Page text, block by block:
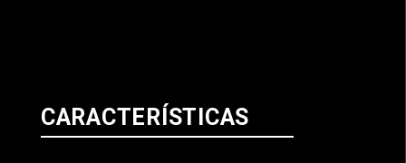
CARACTERÍSTICAS